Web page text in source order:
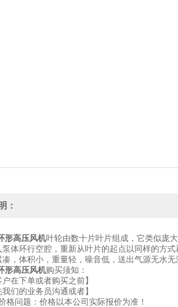
：
形高压风机叶轮由数十片叶片组成，它类似庞
泵体环行空腔，重新从叶片的起点以同样的方
，体积小，重量轻，噪音低，送出气源无水无
形高压风机购买须知：
下单或者购买之前】
的业务员沟通或者】
问题：价格以本公司实际报价为准！